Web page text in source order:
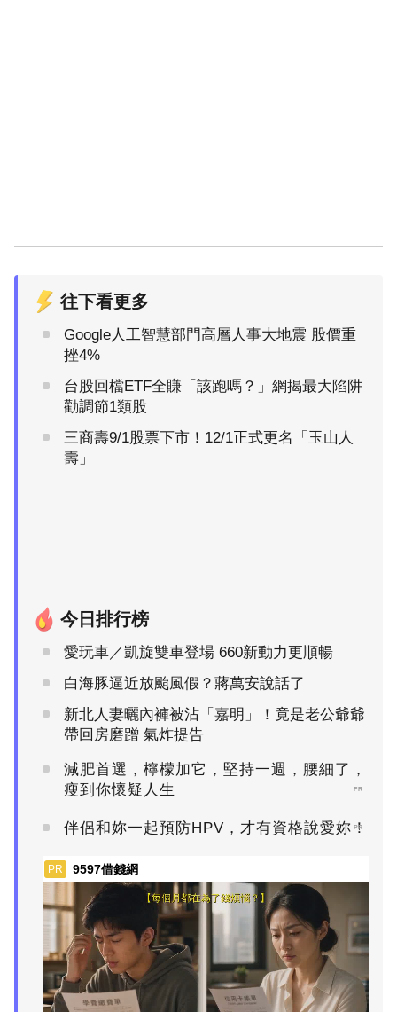
往下看更多
Google人工智慧部門高層人事大地震 股價重
挫4%
台股回檔ETF全賺「該跑嗎？」網揭最大陷阱
勸調節1類股
三商壽9/1股票下市！12/1正式更名「玉山人
壽」
今日排行榜
愛玩車／凱旋雙車登場 660新動力更順暢
白海豚逼近放颱風假？蔣萬安說話了
新北人妻曬內褲被沾「嘉明」！竟是老公爺爺
帶回房磨蹭 氣炸提告
減肥首選，檸檬加它，堅持一週，腰細了，
瘦到你懷疑人生
PR
伴侶和妳一起預防HPV，才有資格說愛妳！
PR
PR 9597借錢網